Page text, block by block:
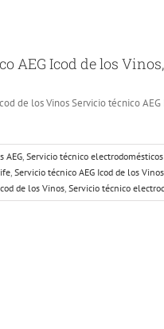
AEG Icod de los
de los Vinos Servicio técnico
AEG, Servicio técnico electrodomésticos
, Servicio técnico AEG Icod de los Vinos
de los Vinos, Servicio técnico